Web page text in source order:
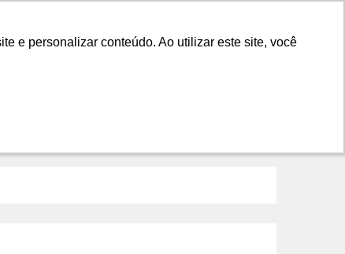
e personalizar conteúdo. Ao utilizar este site, você
e personalizar conteúdo. Ao utilizar este site, você
LANÇAMENTOS DICAS CONTATO